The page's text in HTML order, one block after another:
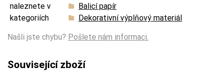
naleznete v
kategoriích
Balicí papír
Dekorativní výplňový materiál
Našli jste chybu? Pošlete nám informaci.
Související zboží